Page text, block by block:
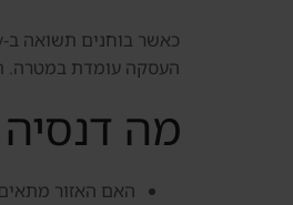
העסקה עומדת במטרה.
מה
האם האזור